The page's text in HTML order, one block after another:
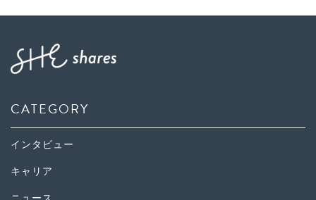
CATEGORY
インタビュー
キャリア